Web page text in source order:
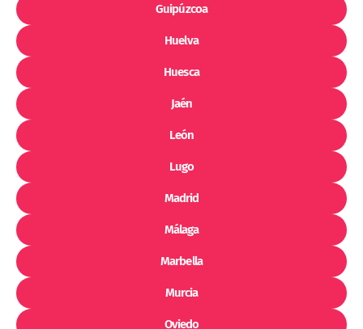
Guipúzcoa
Huelva
Huesca
Jaén
León
Lugo
Madrid
Málaga
Marbella
Murcia
Oviedo